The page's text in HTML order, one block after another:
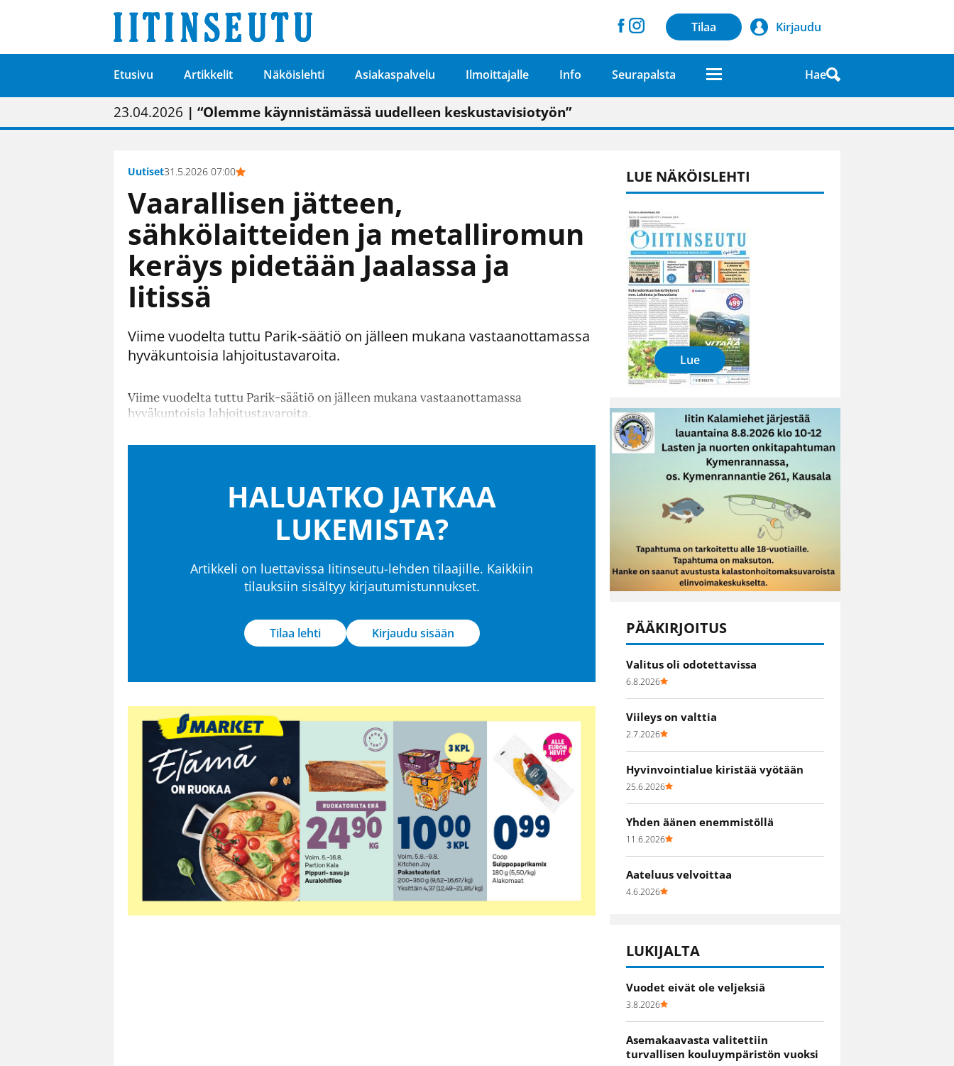
Tilaa Kirjaudu
Etusivu Artikkelit Näköislehti Asiakaspalvelu Ilmoittajalle Info Seurapalsta Hae
01.02.2026 | Painon vaihtumisen pitäisi näkyä hieman parempana painojäljen laatuna lehdessä
05.02.2026 | Uudistettu kunnantalo on valoisa
23.04.2026 | “Olemme käynnistämässä uudelleen keskustavisiotyön”
09.05.2026| "Maalla on totuttu elämään omavaraisemmin kuin kaupungissa"
Uutiset31.5.2026 07:00
Vaarallisen jätteen,
sähkölaitteiden ja metalliromun
keräys pidetään Jaalassa ja
Iitissä
Viime vuodelta tuttu Parik-säätiö on jälleen mukana vastaanottamassa
hyväkuntoisia lahjoitustavaroita.
Viime vuodelta tuttu Parik-säätiö on jälleen mukana vastaanottamassa
hyväkuntoisia lahjoitustavaroita.
HALUATKO JATKAA
LUKEMISTA?
Artikkeli on luettavissa Iitinseutu-lehden tilaajille. Kaikkiin
tilauksiin sisältyy kirjautumistunnukset.
Tilaa lehti Kirjaudu sisään
LUE NÄKÖISLEHTI
Lue
PÄÄKIRJOITUS
Valitus oli odotettavissa
6.8.2026
Viileys on valttia
2.7.2026
Hyvinvointialue kiristää vyötään
25.6.2026
Yhden äänen enemmistöllä
11.6.2026
Aateluus velvoittaa
4.6.2026
LUKIJALTA
Vuodet eivät ole veljeksiä
3.8.2026
Asemakaavasta valitettiin
turvallisen kouluympäristön vuoksi